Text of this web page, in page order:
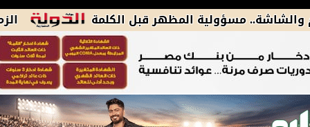
الزمالك يكشف أسباب استبعاد 4 مسؤولية المظهر قبل الكلمة